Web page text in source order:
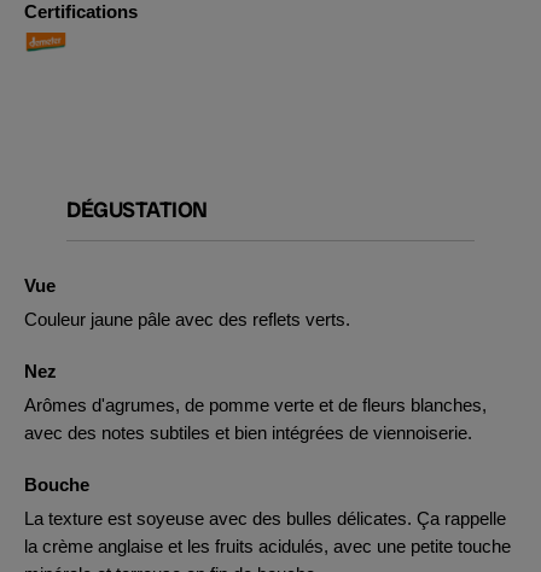
Certifications
DÉGUSTATION
Vue
Couleur jaune pâle avec des reflets verts.
Nez
Arômes d'agrumes, de pomme verte et de fleurs blanches,
avec des notes subtiles et bien intégrées de viennoiserie.
Bouche
La texture est soyeuse avec des bulles délicates. Ça rappelle
la crème anglaise et les fruits acidulés, avec une petite touche